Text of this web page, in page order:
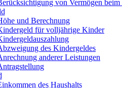
von Vermögen beim
und Berechnung
für volljährige Kinder
des Kindergeldes
anderer Leistungen
des Haushalts